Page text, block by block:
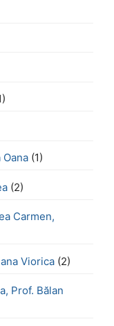
(1)
(2)
Carmen,
Viorica (2)
Prof. Bălan